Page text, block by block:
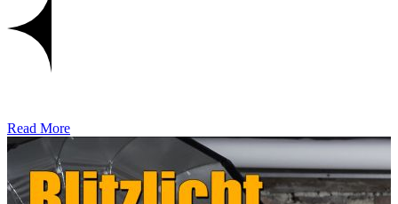
Read More